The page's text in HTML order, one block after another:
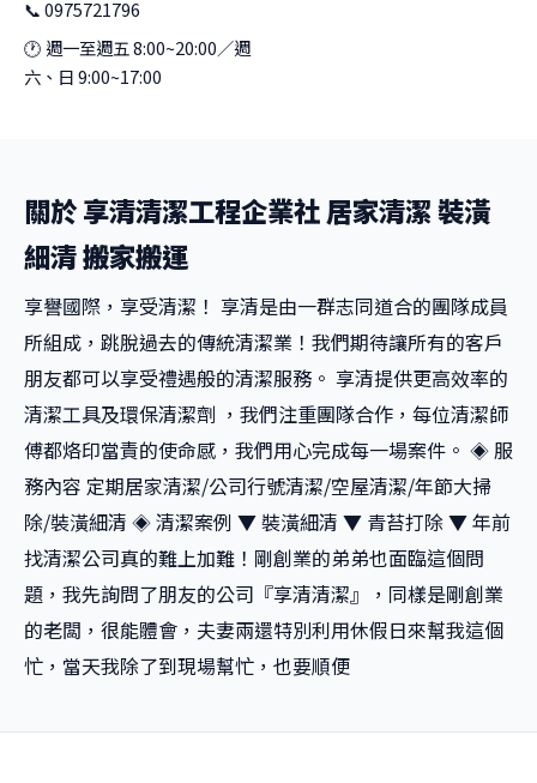
📞 0975721796
🕐 週一至週五 8:00~20:00／週
六、日 9:00~17:00
關於 享清清潔工程企業社 居家清潔 裝潢
細清 搬家搬運
享譽國際，享受清潔！ 享清是由一群志同道合的團隊成員
所組成，跳脫過去的傳統清潔業！我們期待讓所有的客戶
朋友都可以享受禮遇般的清潔服務。 享清提供更高效率的
清潔工具及環保清潔劑 ，我們注重團隊合作，每位清潔師
傅都烙印當責的使命感，我們用心完成每一場案件。 ◈ 服
務內容 定期居家清潔/公司行號清潔/空屋清潔/年節大掃
除/裝潢細清 ◈ 清潔案例 ▼ 裝潢細清 ▼ 青苔打除 ▼ 年前
找清潔公司真的難上加難！剛創業的弟弟也面臨這個問
題，我先詢問了朋友的公司『享清清潔』，同樣是剛創業
的老闆，很能體會，夫妻兩還特別利用休假日來幫我這個
忙，當天我除了到現場幫忙，也要順便